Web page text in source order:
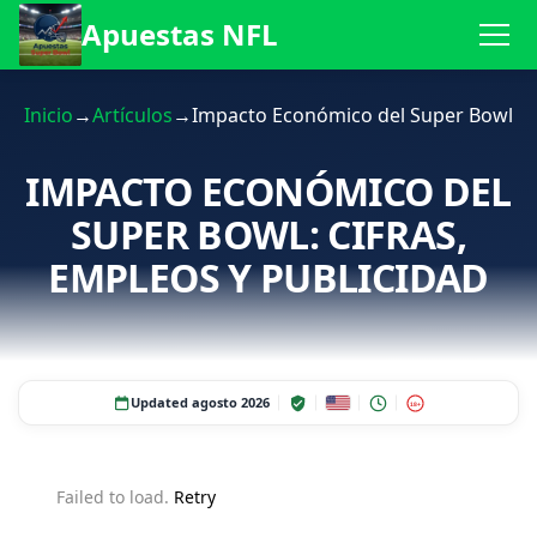
Apuestas NFL
Inicio→Artículos→Impacto Económico del Super Bowl
IMPACTO ECONÓMICO DEL
SUPER BOWL: CIFRAS,
EMPLEOS Y PUBLICIDAD
Updated agosto 2026 18+
Failed to load. Retry